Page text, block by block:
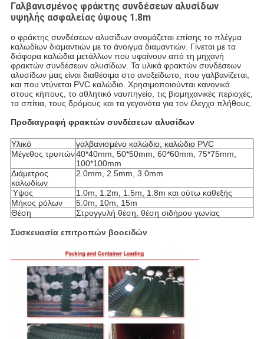
Γαλβανισμένος φράκτης συνδέσεων αλυσίδων
υψηλής ασφαλείας ύψους 1.8m
ο φράκτης συνδέσεων αλυσίδων ονομάζεται επίσης το πλέγμα
καλωδίων διαμαντιών με το άνοιγμα διαμαντιών. Γίνεται με τα
διάφορα καλώδια μετάλλων που υφαίνουν από τη μηχανή
φρακτών συνδέσεων αλυσίδων. Τα υλικά φρακτών συνδέσεων
αλυσίδων μας είναι διαθέσιμα στο ανοξείδωτο, που γαλβανίζεται,
και που ντύνεται PVC καλώδιο. Χρησιμοποιούνται κανονικά
στους κήπους, το αθλητικό ναυπηγείο, τις βιομηχανικές περιοχές,
τα σπίτια, τους δρόμους και τα γεγονότα για τον έλεγχο πλήθους.
Προδιαγραφή φρακτών συνδέσεων αλυσίδων
Υλικό
γαλβανισμένο καλώδιο, καλώδιο PVC
Μέγεθος τρυπών40*40mm, 50*50mm, 60*60mm, 75*75mm,
100*100mm
Διάμετρος
καλωδίων
2.0mm, 2.5mm, 3.0mm
Ύψος
1.0m, 1.2m, 1.5m, 1.8m και ούτω καθεξής
Μήκος ρόλων
5.0m, 10m, 15m
Θέση
Στρογγυλή θέση, θέση σιδήρου γωνίας
Συσκευασία επιτροπών βοοειδών